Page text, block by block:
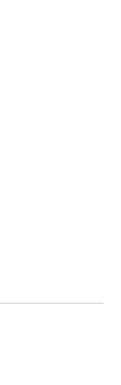
de toekomst